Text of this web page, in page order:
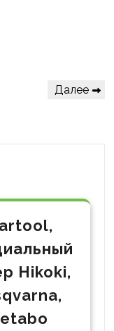
Следующая
Далее
Hikoki,